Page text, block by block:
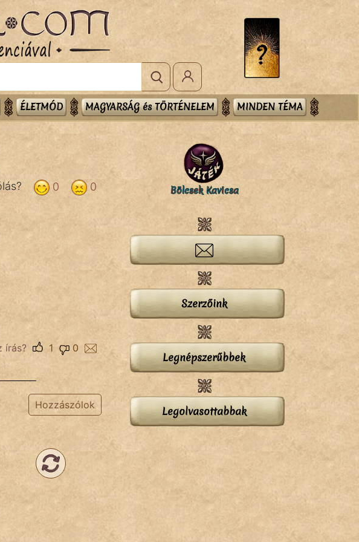
ÉLETMÓD MAGYARSÁG és TÖRTÉNELEM MINDEN TÉMA
0
0
írás? 0
1
Hozzászólok
Bölcsek Kavicsa
Szerzőink
Legnépszerűbbek
Legolvasottabbak